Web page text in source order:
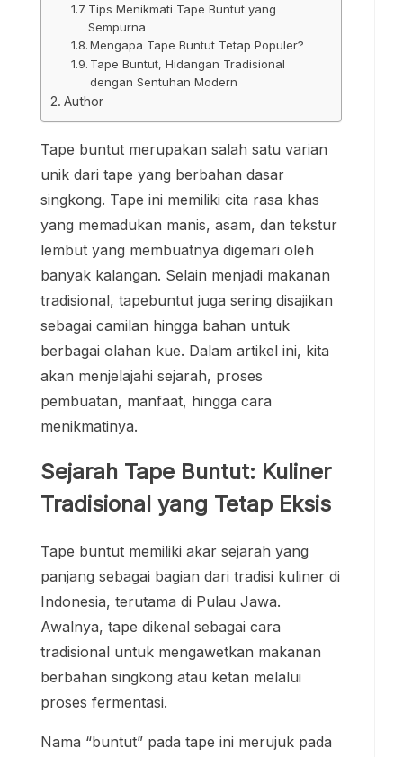
Tips Menikmati Tape Buntut yang
Sempurna
Mengapa Tape Buntut Tetap Populer?
Tape Buntut, Hidangan Tradisional
dengan Sentuhan Modern
Author
Tape buntut merupakan salah satu varian
unik dari tape yang berbahan dasar
singkong. Tape ini memiliki cita rasa khas
yang memadukan manis, asam, dan tekstur
lembut yang membuatnya digemari oleh
banyak kalangan. Selain menjadi makanan
tradisional, tapebuntut juga sering disajikan
sebagai camilan hingga bahan untuk
berbagai olahan kue. Dalam artikel ini, kita
akan menjelajahi sejarah, proses
pembuatan, manfaat, hingga cara
menikmatinya.
Sejarah Tape Buntut: Kuliner
Tradisional yang Tetap Eksis
Tape buntut memiliki akar sejarah yang
panjang sebagai bagian dari tradisi kuliner di
Indonesia, terutama di Pulau Jawa.
Awalnya, tape dikenal sebagai cara
tradisional untuk mengawetkan makanan
berbahan singkong atau ketan melalui
proses fermentasi.
Nama “buntut” pada tape ini merujuk pada